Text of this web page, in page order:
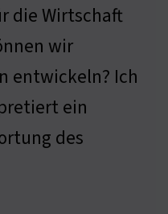
die Wirtschaft
wir
entwickeln? Ich
ein
des